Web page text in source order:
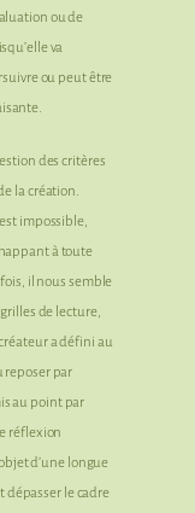
ou de
va
ou peut être
des critères
la création.
impossible,
à toute
il nous semble
de lecture,
a défini au
reposer par
au point par
réflexion
d’une longue
dépasser le cadre